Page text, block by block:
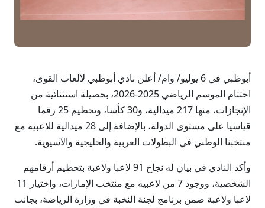
أبوظبي في 6 يوليو/ وام/ أعلن نادي أبوظبي لألعاب القوى،
اختتام الموسم الرياضي 2025-2026، بحصيلة استثنائية من
الإنجازات، منها 217 ميدالية، و30 كأسا، وتحطيم 25 رقما
قياسيا على مستوى الدولة، بالإضافة إلى 28 ميدالية للاعبيه مع
منتخبنا الوطني في البطولات العربية والخليجية والآسيوية.
وأكد النادي في بيان له نجاح 91 لاعبا ولاعبة بتحطيم أرقامهم
الشخصية، ووجود 7 من لاعبيه مع منتخب الإمارات، واختيار 11
لاعبا ولاعبة ضمن برنامج لجنة النخبة في وزارة الرياضة، بجانب